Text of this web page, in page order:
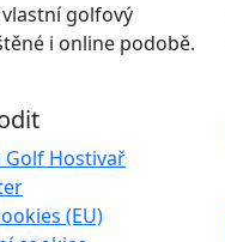
golfový
i online podobě.
Golf Hostivař
(EU)